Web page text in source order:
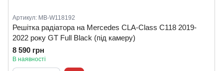
Артикул: MB-W118192
Решітка радіатора на Mercedes CLA-Class C118 2019-
2022 року GT Full Black (під камеру)
8 590 грн
В наявності